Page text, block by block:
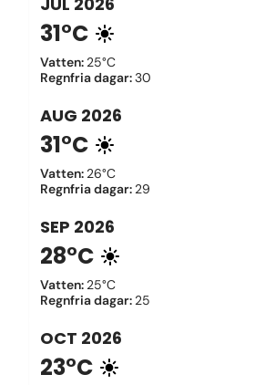
31°C
Vatten: 25°C
Regnfria dagar:30
AUG 2026
31°C
Vatten: 26°C
Regnfria dagar: 29
SEP 2026
28°C
Vatten: 25°C
Regnfria dagar: 25
OCT 2026
23°C